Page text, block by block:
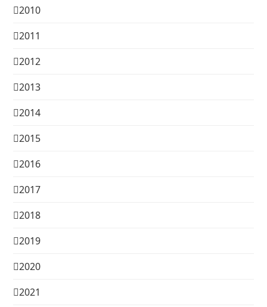
2010
2011
2012
2013
2014
2015
2016
2017
2018
2019
2020
2021